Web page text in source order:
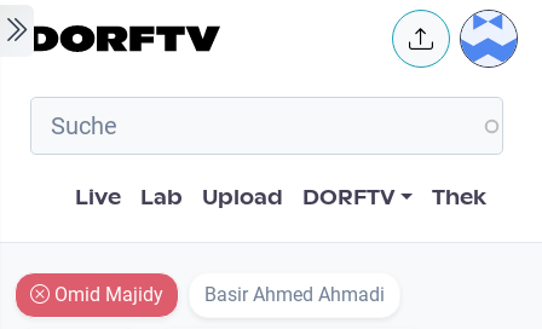
Skip to main content User
Hauptnavigation
Live Lab Upload DORFTV Thek
Omid Majidy Basir Ahmed Ahmadi